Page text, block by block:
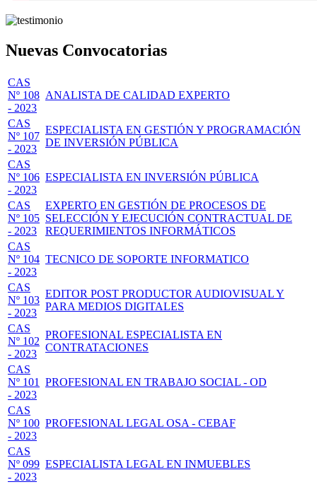
Nuevas Convocatorias
CAS
Nº 108
- 2023
ANALISTA DE CALIDAD EXPERTO
CAS
Nº 107
- 2023
ESPECIALISTA EN GESTIÓN Y PROGRAMACIÓN
DE INVERSIÓN PÚBLICA
CAS
Nº 106
- 2023
ESPECIALISTA EN INVERSIÓN PÚBLICA
CAS
Nº 105
- 2023
EXPERTO EN GESTIÓN DE PROCESOS DE
SELECCIÓN Y EJECUCIÓN CONTRACTUAL DE
REQUERIMIENTOS INFORMÁTICOS
CAS
Nº 104
- 2023
TECNICO DE SOPORTE INFORMATICO
CAS
Nº 103
- 2023
EDITOR POST PRODUCTOR AUDIOVISUAL Y
PARA MEDIOS DIGITALES
CAS
Nº 102
- 2023
PROFESIONAL ESPECIALISTA EN
CONTRATACIONES
CAS
Nº 101
- 2023
PROFESIONAL EN TRABAJO SOCIAL - OD
CAS
Nº 100
- 2023
PROFESIONAL LEGAL OSA - CEBAF
CAS
Nº 099
- 2023
ESPECIALISTA LEGAL EN INMUEBLES